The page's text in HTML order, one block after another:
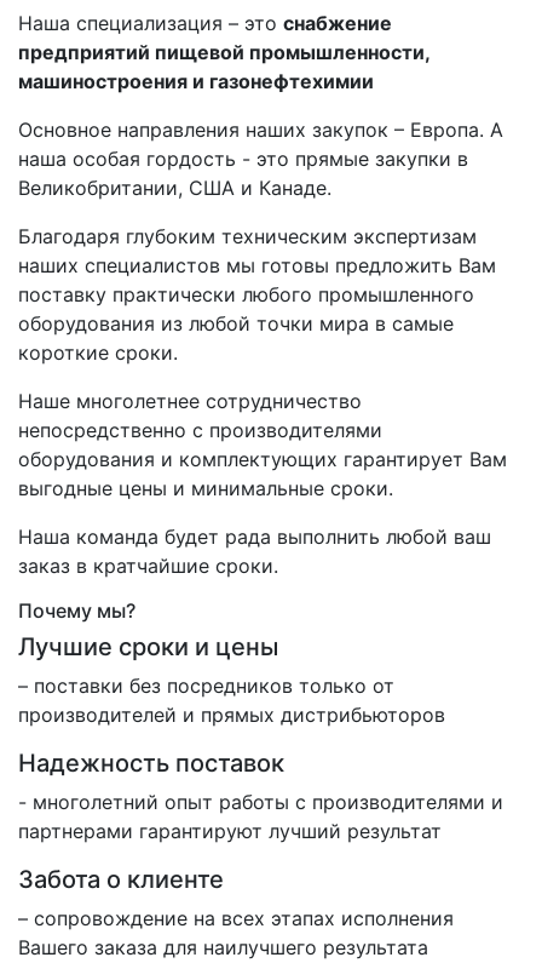
Наша специализация – это снабжение
предприятий пищевой промышленности,
машиностроения и газонефтехимии
Основное направления наших закупок – Европа. А
наша особая гордость - это прямые закупки в
Великобритании, США и Канаде.
Благодаря глубоким техническим экспертизам
наших специалистов мы готовы предложить Вам
поставку практически любого промышленного
оборудования из любой точки мира в самые
короткие сроки.
Наше многолетнее сотрудничество
непосредственно с производителями
оборудования и комплектующих гарантирует Вам
выгодные цены и минимальные сроки.
Наша команда будет рада выполнить любой ваш
заказ в кратчайшие сроки.
Почему мы?
Лучшие сроки и цены
– поставки без посредников только от
производителей и прямых дистрибьюторов
Надежность поставок
- многолетний опыт работы с производителями и
партнерами гарантируют лучший результат
Забота о клиенте
– сопровождение на всех этапах исполнения
Вашего заказа для наилучшего результата